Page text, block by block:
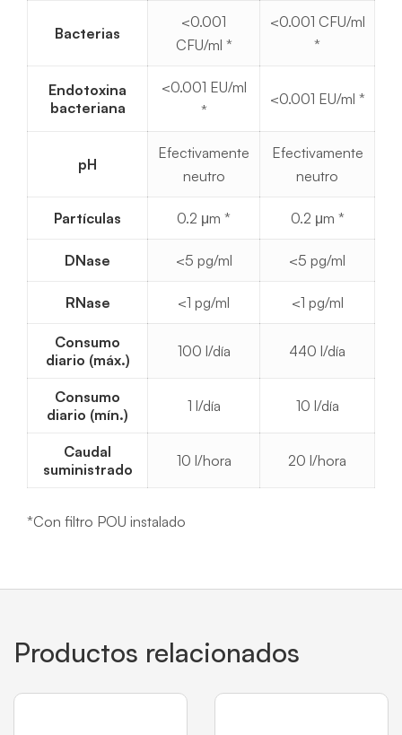
Bacterias
<0.001
CFU/ml *
<0.001 CFU/ml
*
Endotoxina
bacteriana
<0.001 EU/ml
*
<0.001 EU/ml *
pH
Efectivamente
neutro
Efectivamente
neutro
Partículas 0.2 μm * 0.2 μm *
DNase <5 pg/ml <5 pg/ml
RNase <1 pg/ml <1 pg/ml
Consumo
diario (máx.)
100 l/día 440 l/día
Consumo
diario (mín.)
1 l/día 10 l/día
Caudal
suministrado
10 l/hora 20 l/hora
*Con filtro POU instalado
Productos relacionados